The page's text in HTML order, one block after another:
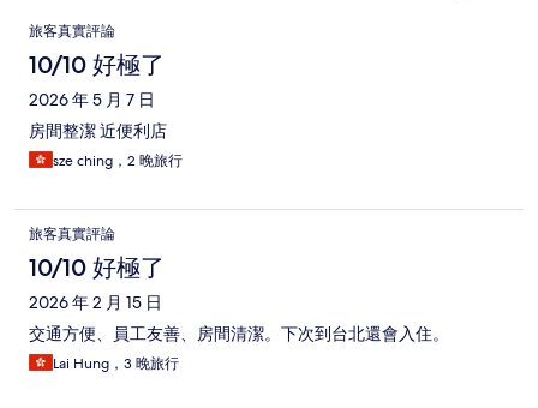
評
論
旅客真實評論
10/10 好極了
2026 年 5 月 7 日
房間整潔 近便利店
sze ching，2 晚旅行
旅客真實評論
10/10 好極了
2026 年 2 月 15 日
交通方便、員工友善、房間清潔。下次到台北還會入住。
Lai Hung，3 晚旅行